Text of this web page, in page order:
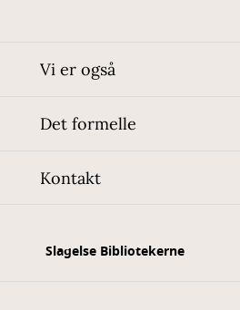
Vi er også
Det formelle
Kontakt
Slagelse Bibliotekerne